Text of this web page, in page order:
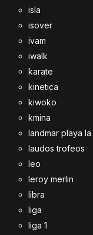
isla
isover
ivam
iwalk
karate
kinetica
kiwoko
kmina
landmar playa
laudos trofeos
leo
leroy merlin
libra
liga
liga 1